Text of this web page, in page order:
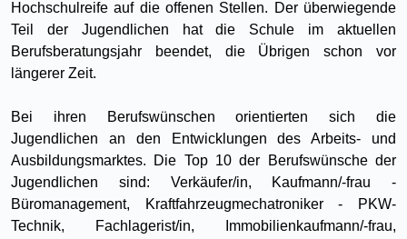
Hochschulreife auf die offenen Stellen. Der überwiegende
Teil der Jugendlichen hat die Schule im aktuellen
Berufsberatungsjahr beendet, die Übrigen schon vor
längerer Zeit.
Bei ihren Berufswünschen orientierten sich die
Jugendlichen an den Entwicklungen des Arbeits- und
Ausbildungsmarktes. Die Top 10 der Berufswünsche der
Jugendlichen sind: Verkäufer/in, Kaufmann/-frau -
Büromanagement, Kraftfahrzeugmechatroniker - PKW-
Technik, Fachlagerist/in, Immobilienkaufmann/-frau,